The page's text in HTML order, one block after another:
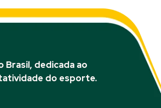
Brasil, dedicada ao
do esporte.